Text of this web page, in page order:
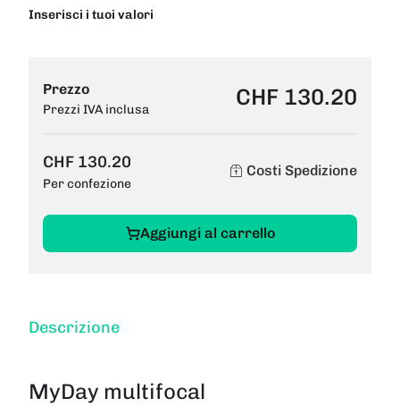
Inserisci i tuoi valori
Prezzo
Prezzi IVA inclusa CHF 130.20
CHF 130.20
Per confezione
Costi Spedizione
Aggiungi al carrello
Descrizione
MyDay multifocal